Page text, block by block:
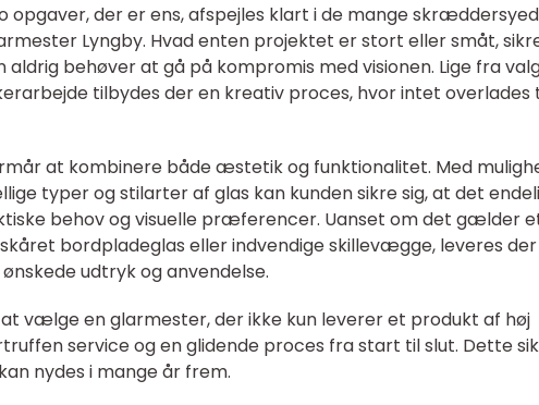
opgaver, der er ens, afspejles klart i de mange
Lyngby. Hvad enten projektet er stort eller småt,
behøver at gå på kompromis med visionen. Lige fra
tilbydes der en kreativ proces, hvor intet overlades
at kombinere både æstetik og funktionalitet. Med
typer og stilarter af glas kan kunden sikre sig, at det
behov og visuelle præferencer. Uanset om det gælder
bordpladeglas eller indvendige skillevægge, leveres der
udtryk og anvendelse.
vælge en glarmester, der ikke kun leverer et produkt af høj
service og en glidende proces fra start til slut. Dette
nydes i mange år frem.